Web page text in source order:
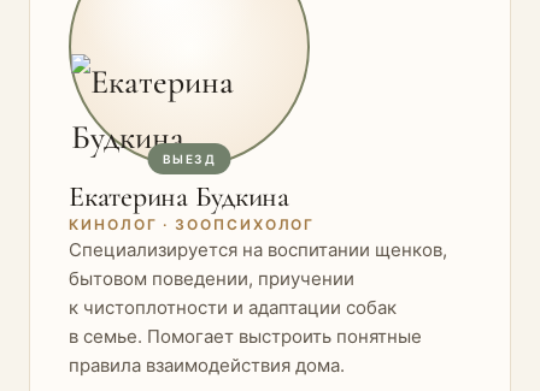
ВЫЕЗД
Екатерина Будкина
КИНОЛОГ · ЗООПСИХОЛОГ
Специализируется на воспитании щенков,
бытовом поведении, приучении
к чистоплотности и адаптации собак
в семье. Помогает выстроить понятные
правила взаимодействия дома.